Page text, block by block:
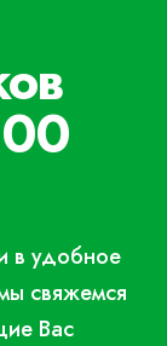
в удобное
свяжемся
Вас